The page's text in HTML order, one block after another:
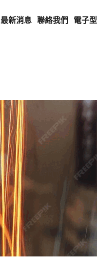
最新消息 聯絡我們 電子